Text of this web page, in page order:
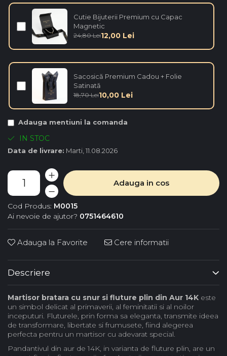
Cutie Bijuterii Premium cu Capac
Magnetic
24,80 Lei12,00 Lei
Sacosică Premium Cadou + Folie
Satinată
18,70 Lei10,00 Lei
Adauga mentiuni la comanda
IN STOC
Data de livrare: Marti, 11.08.2026
Adauga in cos
Cod Produs: M0015
Ai nevoie de ajutor? 0751464610
Adauga la Favorite Cere informatii
Descriere
Martisor bratara cu snur si fluture plin din Aur 14K este
un simbol delicat al primaverii, al feminitatii si al noilor
inceputuri. Fluturele, prin forma sa eleganta, transmite ideea
de transformare, libertate si frumusete, fiind alegerea
perfecta pentru un martisor cu adevarat special.
Pandantivul din aur de 14K, in varianta de fluture plin, are un